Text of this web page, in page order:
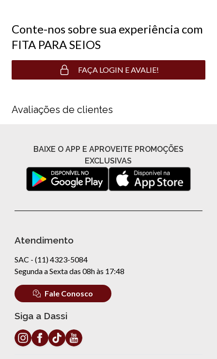
Conte-nos sobre sua experiência com
FITA PARA SEIOS
FAÇA LOGIN E AVALIE!
Avaliações de clientes
BAIXE O APP E APROVEITE PROMOÇÕES
EXCLUSIVAS
Atendimento
SAC - (11) 4323-5084
Segunda a Sexta das 08h às 17:48
Fale Conosco
Siga a Dassi